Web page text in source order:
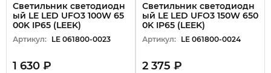
Светильник светодиодн
ый LE LED UFO3 100W 65
00K IP65 (LEEK)
Артикул: LE 061800-0023
1 630 ₽
Светильник светодиодн
ый LE LED UFO3 150W 650
0K IP65 (LEEK)
Артикул: LE 061800-0024
2 375 ₽